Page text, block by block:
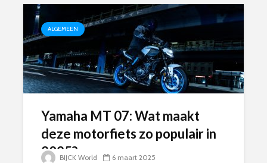
ALGEMEEN
Yamaha MT 07: Wat maakt
deze motorfiets zo populair in
2025?BIJCK World 6 maart 2025